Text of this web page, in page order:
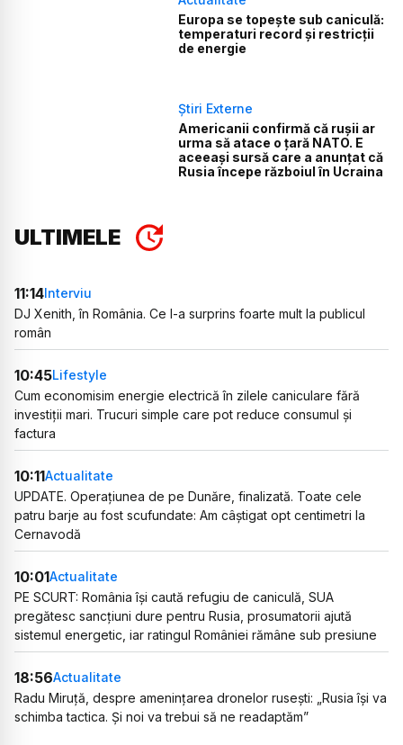
Europa se topește sub caniculă:
temperaturi record și restricții
de energie
Știri Externe
Americanii confirmă că rușii ar
urma să atace o țară NATO. E
aceeași sursă care a anunțat că
Rusia începe războiul în Ucraina
ULTIMELE
11:14Interviu
DJ Xenith, în România. Ce l-a surprins foarte mult la publicul
român
10:45Lifestyle
Cum economisim energie electrică în zilele caniculare fără
investiții mari. Trucuri simple care pot reduce consumul și
factura
10:11Actualitate
UPDATE. Operațiunea de pe Dunăre, finalizată. Toate cele
patru barje au fost scufundate: Am câștigat opt centimetri la
Cernavodă
10:01Actualitate
PE SCURT: România își caută refugiu de caniculă, SUA
pregătesc sancțiuni dure pentru Rusia, prosumatorii ajută
sistemul energetic, iar ratingul României rămâne sub presiune
18:56Actualitate
Radu Miruță, despre amenințarea dronelor rusești: „Rusia își va
schimba tactica. Și noi va trebui să ne readaptăm”